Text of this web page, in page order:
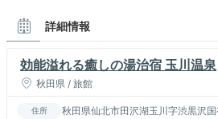
詳細情報
効能溢れる癒しの湯治宿 玉川温泉
秋田県 / 旅館
住所 秋田県仙北市田沢湖玉川字渋黒沢